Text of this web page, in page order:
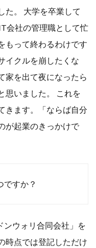
た。 大学を卒業して
会社の管理職として忙
もって終わるわけです
イクルを崩したくな
家を出て夜になったら
思いました。 これを
きます。「ならば自分
が起業のきっかけで
ですか？
ンウォリ合同会社」を
時点では登記しただけ